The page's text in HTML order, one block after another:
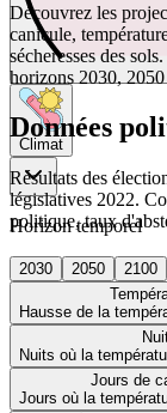
Climat
Horizon temporel
2030 2050
2100
Hausse de la
Nuits où la
Jours de
Jours où la
Découvrez les
canicule,
sécheresses des
horizons 2030,
Données
Résultats des
législatives 2022.
politique, taux